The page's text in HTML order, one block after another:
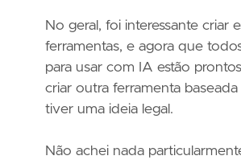
No geral, foi interessante criar
ferramentas, e agora que
para usar com IA estão
criar outra ferramenta
tiver uma ideia legal.
Não achei nada